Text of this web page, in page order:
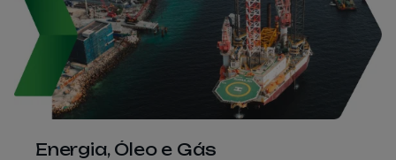
Energia, Óleo e Gás